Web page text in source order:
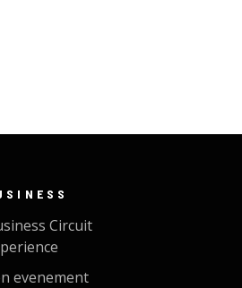
Circuit
evenement